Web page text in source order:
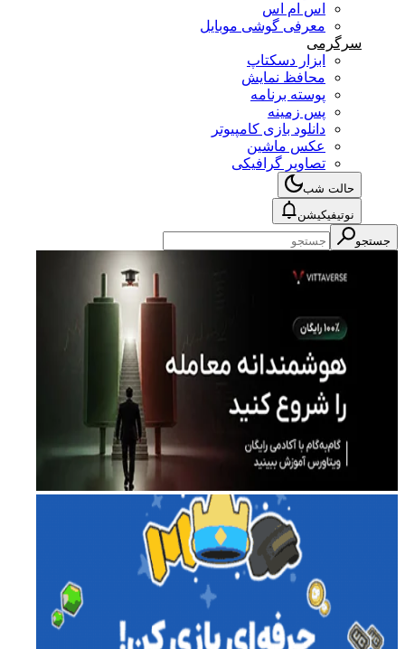
اس ام اس
معرفی گوشی موبایل
سرگرمی
ابزار دسکتاپ
محافظ نمایش
پوسته برنامه
پس زمینه
دانلود بازی کامپیوتر
عکس ماشین
تصاویر گرافیکی
حالت شب
نوتیفیکیشن
جستجو